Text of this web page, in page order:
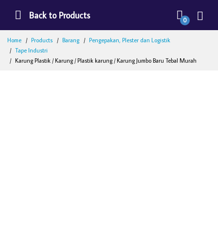
Back to Products 0
Home Products Barang
Pengepakan, Plester dan Logistik
Tape Industri
Karung Plastik / Karung / Plastik karung / Karung Jumbo Baru Tebal Murah